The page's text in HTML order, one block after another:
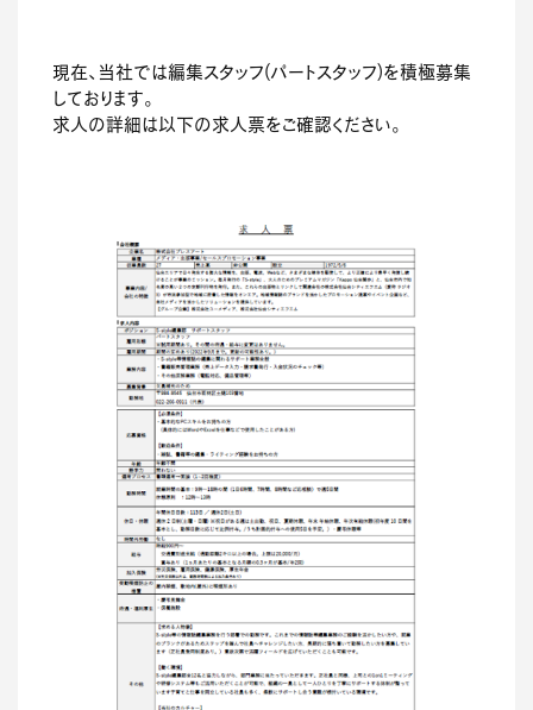
現在、当社では編集スタッフ(パートスタッフ)を積極募集
しております。
求人の詳細は以下の求人票をご確認ください。